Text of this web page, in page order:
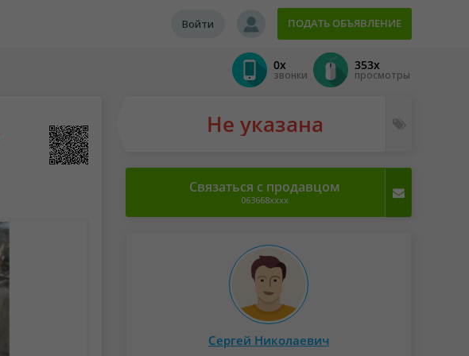
ПОДАТЬ ОБЪЯВЛЕНИЕ
Войти
0x
звонки
353x
просмотры
Не указана
Связаться с продавцом
063668xxxx
Сергей Николаевич